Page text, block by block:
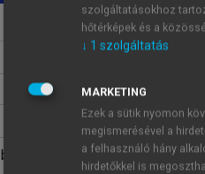
szolgáltatásokhoz
hőtérképek és a
↓ 1 szolgáltatás
MARKETING
Ezek a sütik nyomon
megismerésével a
a felhasználó hány
hirdetőkkel is